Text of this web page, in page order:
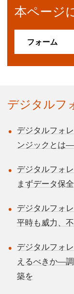
本ページ
フォーム
デジタルフ
デジタルフォ
ンジックとは
デジタルフォ
まずデータ保
デジタルフォ
平時も威力、
デジタルフォ
えるべきか―
築を